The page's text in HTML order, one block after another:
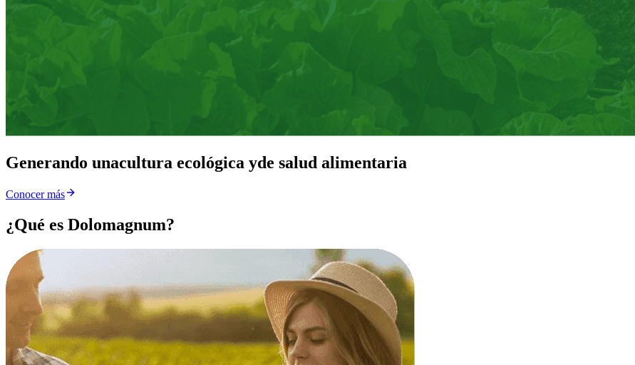
Generando unacultura ecológica yde salud alimentaria
Conocer más
¿Qué es Dolomagnum?